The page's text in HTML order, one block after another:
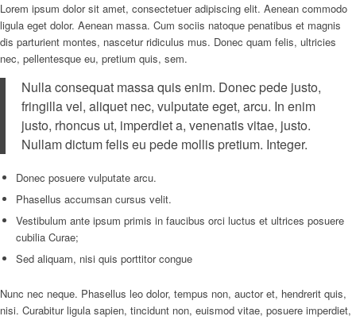
Lorem ipsum dolor sit amet, consectetuer adipiscing elit. Aenean commodo
ligula eget dolor. Aenean massa. Cum sociis natoque penatibus et magnis
dis parturient montes, nascetur ridiculus mus. Donec quam felis, ultricies
nec, pellentesque eu, pretium quis, sem.
Nulla consequat massa quis enim. Donec pede justo,
fringilla vel, aliquet nec, vulputate eget, arcu. In enim
justo, rhoncus ut, imperdiet a, venenatis vitae, justo.
Nullam dictum felis eu pede mollis pretium. Integer.
Donec posuere vulputate arcu.
Phasellus accumsan cursus velit.
Vestibulum ante ipsum primis in faucibus orci luctus et ultrices posuere
cubilia Curae;
Sed aliquam, nisi quis porttitor congue
Nunc nec neque. Phasellus leo dolor, tempus non, auctor et, hendrerit quis,
nisi. Curabitur ligula sapien, tincidunt non, euismod vitae, posuere imperdiet,